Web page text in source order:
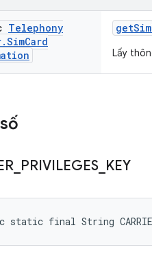
Telephony
.SimCard
getSim
Lấy
PRIVILEGES KEY
static final String